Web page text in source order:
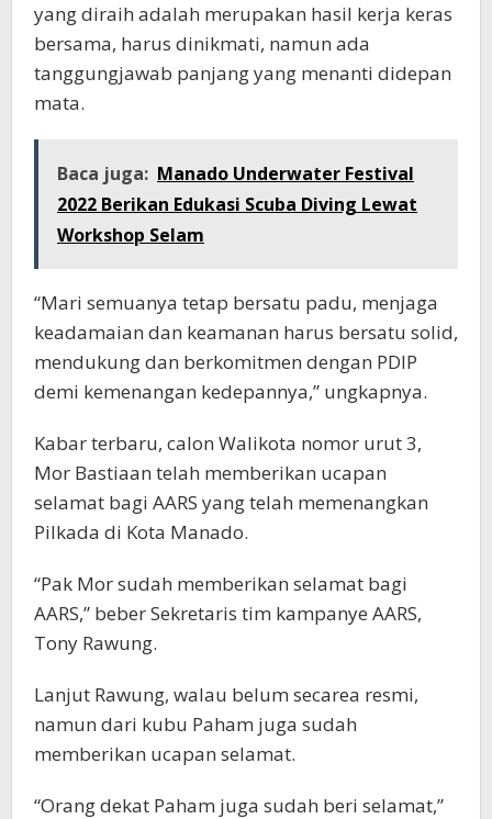
yang diraih adalah merupakan hasil kerja keras
bersama, harus dinikmati, namun ada
tanggungjawab panjang yang menanti didepan
mata.
Baca juga: Manado Underwater Festival
2022 Berikan Edukasi Scuba Diving Lewat
Workshop Selam
“Mari semuanya tetap bersatu padu, menjaga
keadamaian dan keamanan harus bersatu solid,
mendukung dan berkomitmen dengan PDIP
demi kemenangan kedepannya,” ungkapnya.
Kabar terbaru, calon Walikota nomor urut 3,
Mor Bastiaan telah memberikan ucapan
selamat bagi AARS yang telah memenangkan
Pilkada di Kota Manado.
“Pak Mor sudah memberikan selamat bagi
AARS,” beber Sekretaris tim kampanye AARS,
Tony Rawung.
Lanjut Rawung, walau belum secarea resmi,
namun dari kubu Paham juga sudah
memberikan ucapan selamat.
“Orang dekat Paham juga sudah beri selamat,”